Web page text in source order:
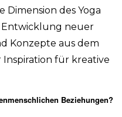
des Yoga
Entwicklung neuer
Konzepte aus dem
Inspiration für kreative
Beziehungen?